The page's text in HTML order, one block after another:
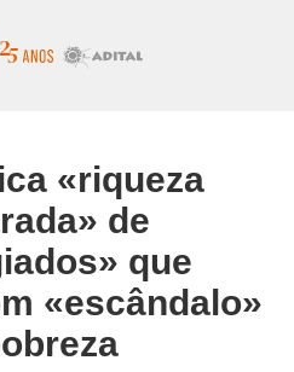
«riqueza
de
que
«escândalo»